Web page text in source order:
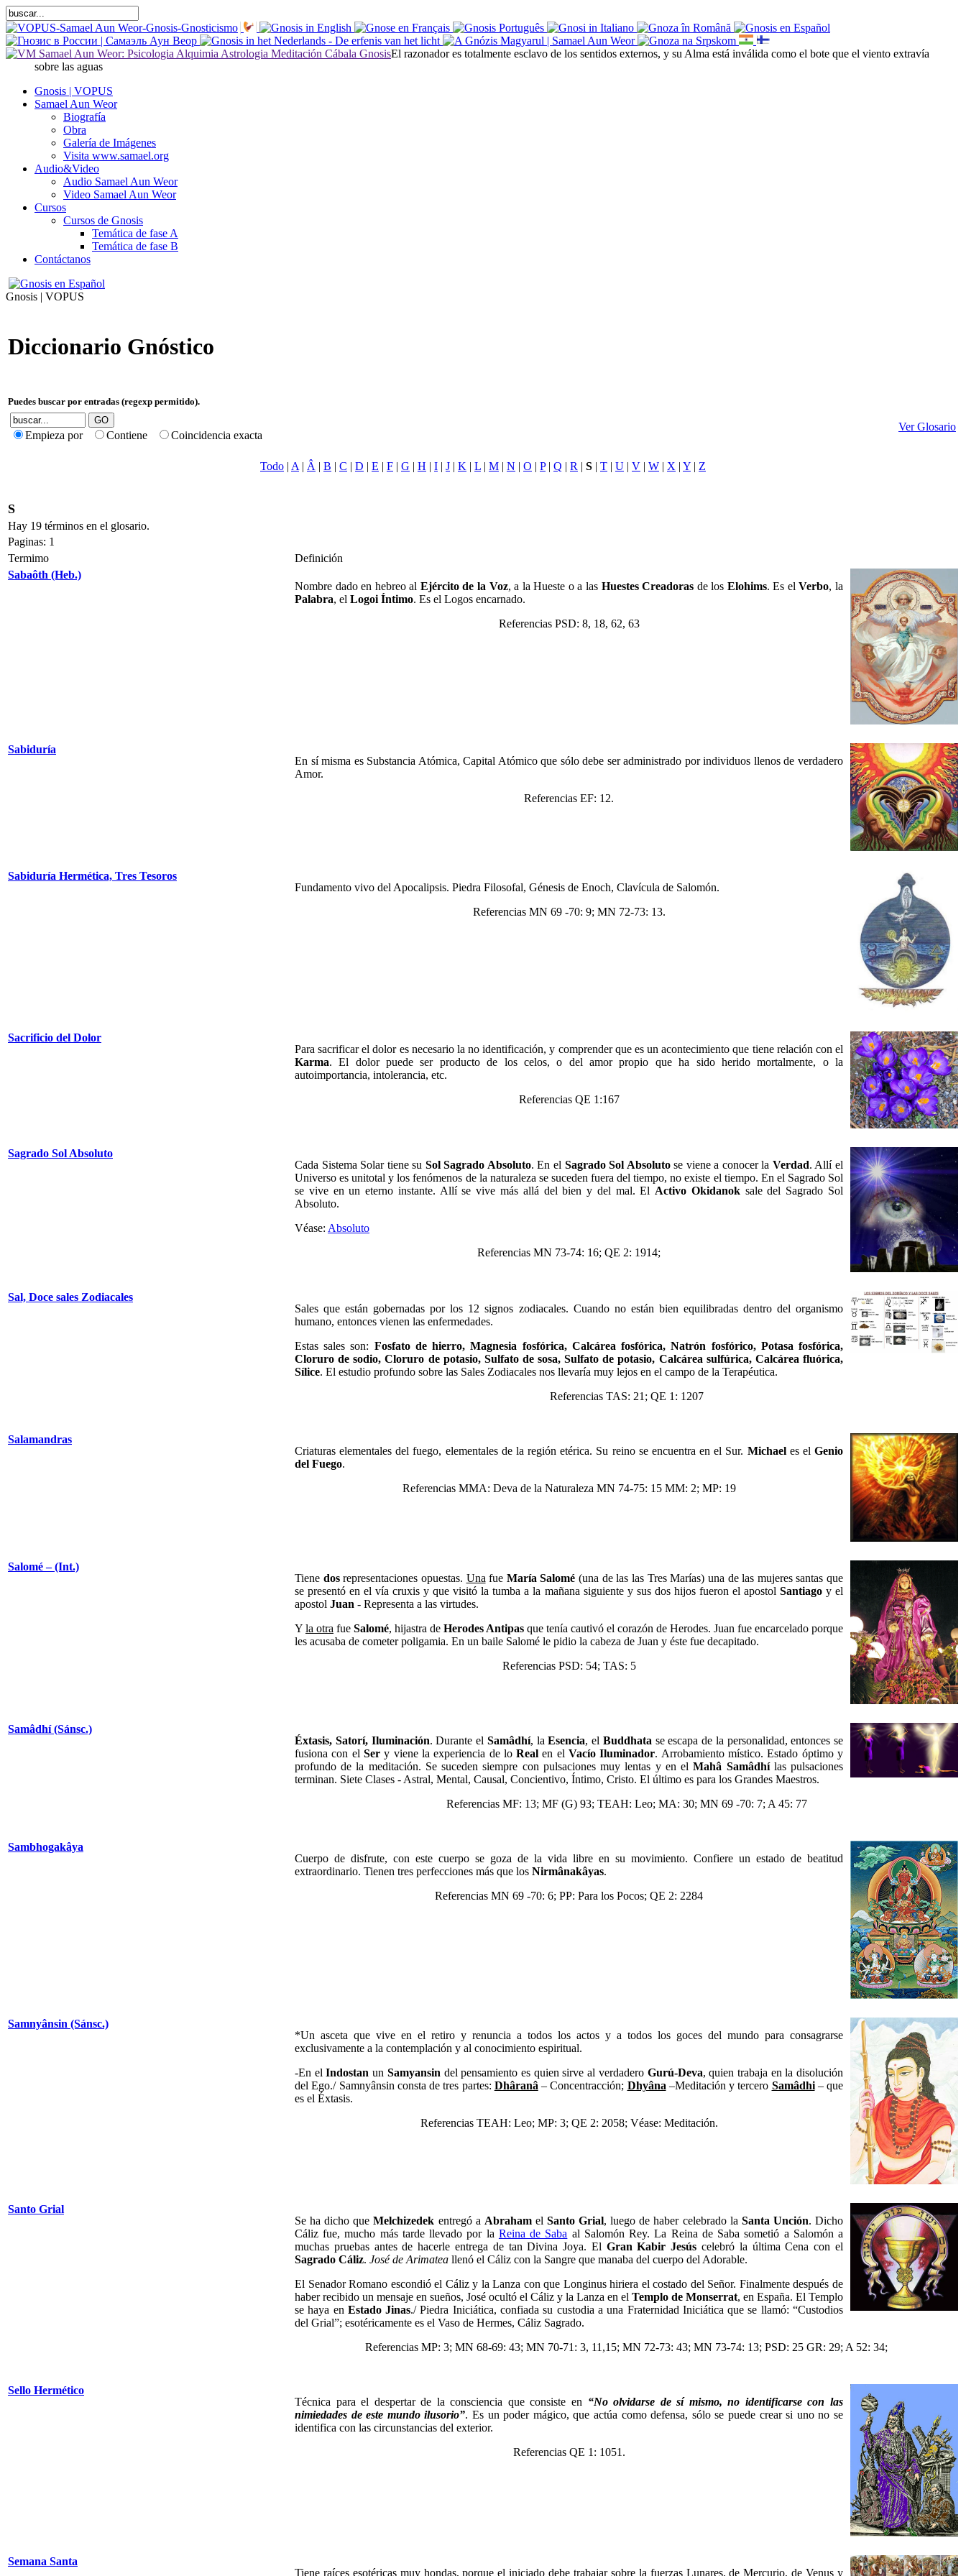
El razonador es totalmente esclavo de los sentidos externos, y su Alma está inválida como el bote que el viento extravía
sobre las aguas
Gnosis | VOPUS
Samael Aun Weor
Biografía
Obra
Galería de Imágenes
Visita www.samael.org
Audio&Video
Audio Samael Aun Weor
Video Samael Aun Weor
Cursos
Cursos de Gnosis
Temática de fase A
Temática de fase B
Contáctanos
Gnosis | VOPUS
Diccionario Gnóstico
Puedes buscar por entradas (regexp permitido).
Empieza por Contiene Coincidencia exacta
Ver Glosario
Todo | A | Â | B | C | D | E | F | G | H | I | J | K | L | M | N | O | P| Q | R | S | T | U | V | W | X | Y | Z
S
Hay 19 términos en el glosario.
Paginas: 1
Termimo
Definición
Sabaôth (Heb.)
Nombre dado en hebreo al Ejército de la Voz, a la Hueste o a las Huestes Creadoras de los Elohims. Es elVerbo, la
Palabra, el Logoi Íntimo. Es el Logos encarnado.
Referencias PSD: 8, 18, 62, 63
Sabiduría
En sí misma es Substancia Atómica, Capital Atómico que sólo debe ser administrado por individuos llenos de verdadero
Amor.
Referencias EF: 12.
Sabiduría Hermética, Tres Tesoros
Fundamento vivo del Apocalipsis. Piedra Filosofal, Génesis de Enoch, Clavícula de Salomón.
Referencias MN 69 -70: 9; MN 72-73: 13.
Sacrificio del Dolor
Para sacrificar el dolor es necesario la no identificación, y comprender que es un acontecimiento que tiene relación con el
Karma. El dolor puede ser producto de los celos, o del amor propio que ha sido herido mortalmente, o la
autoimportancia, intolerancia, etc.
Referencias QE 1:167
Sagrado Sol Absoluto
Cada Sistema Solar tiene su Sol Sagrado Absoluto. En el Sagrado Sol Absolutose viene a conocer la Verdad. Allí el
Universo es unitotal y los fenómenos de la naturaleza se suceden fuera del tiempo, no existe el tiempo. En el Sagrado Sol
se vive en un eterno instante. Allí se vive más allá del bien y del mal. El Activo Okidanoksale del Sagrado Sol
Absoluto.
Véase: Absoluto
Referencias MN 73-74: 16; QE 2: 1914;
Sal, Doce sales Zodiacales
Sales que están gobernadas por los 12 signos zodiacales. Cuando no están bien equilibradas dentro del organismo
humano, entonces vienen las enfermedades.
Estas sales son: Fosfato de hierro, Magnesia fosfórica, Calcárea fosfórica, Natrón fosfórico, Potasa fosfórica,
Cloruro de sodio, Cloruro de potasio, Sulfato de sosa, Sulfato de potasio, Calcárea sulfúrica, Calcárea fluórica,
Sílice. El estudio profundo sobre las Sales Zodiacales nos llevaría muy lejos en el campo de la Terapéutica.
Referencias TAS: 21; QE 1: 1207
Salamandras
Criaturas elementales del fuego, elementales de la región etérica. Su reino se encuentra en el Sur. Michaeles elGenio
del Fuego.
Referencias MMA: Deva de la Naturaleza MN 74-75: 15 MM: 2; MP: 19
Salomé – (Int.)
Tiene dosrepresentaciones opuestas. Una fue María Salomé (una de las las Tres Marías) una de las mujeres santas que
se presentó en el vía cruxis y que visitó la tumba a la mañana siguiente y sus dos hijos fueron el apostol Santiagoy el
apostol Juan - Representa a las virtudes.
Y la otra fue Salomé, hijastra de Herodes Antipas que tenía cautivó el corazón de Herodes. Juan fue encarcelado porque
les acusaba de cometer poligamia. En un baile Salomé le pidio la cabeza de Juan y éste fue decapitado.
Referencias PSD: 54; TAS: 5
Samâdhí (Sánsc.)
Éxtasis, Satorí, Iluminación. Durante el Samâdhí, laEsencia, el Buddhata se escapa de la personalidad, entonces se
fusiona con el Sery viene la experiencia de loReal en elVacío Iluminador. Arrobamiento místico. Estado óptimo y
profundo de la meditación. Se suceden siempre con pulsaciones muy lentas y en elMahâ Samâdhílas pulsaciones
terminan. Siete Clases - Astral, Mental, Causal, Concientivo, Íntimo, Cristo. El último es para los Grandes Maestros.
Referencias MF: 13; MF (G) 93; TEAH: Leo; MA: 30; MN 69 -70: 7; A 45: 77
Sambhogakâya
Cuerpo de disfrute, con este cuerpo se goza de la vida libre en su movimiento. Confiere un estado de beatitud
extraordinario. Tienen tres perfecciones más que los Nirmânakâyas.
Referencias MN 69 -70: 6; PP: Para los Pocos; QE 2: 2284
Samnyânsin (Sánsc.)
*Un asceta que vive en el retiro y renuncia a todos los actos y a todos los goces del mundo para consagrarse
exclusivamente a la contemplación y al conocimiento espiritual.
-En elIndostan un Samyansin del pensamiento es quien sirve al verdadero Gurú-Deva, quien trabaja en la disolución
del Ego./ Samnyânsin consta de tres partes: Dhâranâ – Concentracción; Dhyâna –Meditación y tercero Samâdhi– que
es el Éxtasis.
Referencias TEAH: Leo; MP: 3; QE 2: 2058; Véase: Meditación.
Santo Grial
Se ha dicho queMelchizedek entregó a AbrahamelSanto Grial, luego de haber celebrado la Santa Unción. Dicho
Cáliz fue, mucho más tarde llevado por la Reina de Saba al Salomón Rey. La Reina de Saba sometió a Salomón a
muchas pruebas antes de hacerle entrega de tan Divina Joya. El Gran Kabir Jesús celebró la última Cena con el
Sagrado Cáliz. José de Arimatea llenó el Cáliz con la Sangre que manaba del cuerpo del Adorable.
El Senador Romano escondió el Cáliz y la Lanza con que Longinus hiriera el costado del Señor. Finalmente después de
haber recibido un mensaje en sueños, José ocultó el Cáliz y la Lanza en el Templo de Monserrat, en España. El Templo
se haya en Estado Jinas./ Piedra Iniciática, confiada su custodia a una Fraternidad Iniciática que se llamó: “Custodios
del Grial”; esotéricamente es el Vaso de Hermes, Cáliz Sagrado.
Referencias MP: 3; MN 68-69: 43; MN 70-71: 3, 11,15; MN 72-73: 43; MN 73-74: 13; PSD: 25 GR: 29; A 52: 34;
Sello Hermético
Técnica para el despertar de la consciencia que consiste en “No olvidarse de sí mismo, no identificarse con las
nimiedades de este mundo ilusorio”. Es un poder mágico, que actúa como defensa, sólo se puede crear si uno no se
identifica con las circunstancias del exterior.
Referencias QE 1: 1051.
Semana Santa
Tiene raíces esotéricas muy hondas, porque el iniciado debe trabajar sobre la fuerzas Lunares, de Mercurio, de Venus y